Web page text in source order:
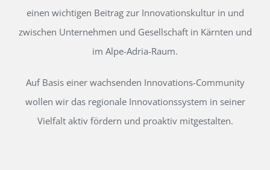
einen wichtigen Beitrag zur Innovationskultur in und
zwischen Unternehmen und Gesellschaft in Kärnten und
im Alpe-Adria-Raum.
Auf Basis einer wachsenden Innovations-Community
wollen wir das regionale Innovationssystem in seiner
Vielfalt aktiv fördern und proaktiv mitgestalten.